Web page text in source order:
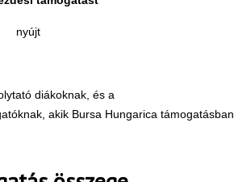
nyújt
diákoknak, és a
akik Bursa Hungarica támogatásban